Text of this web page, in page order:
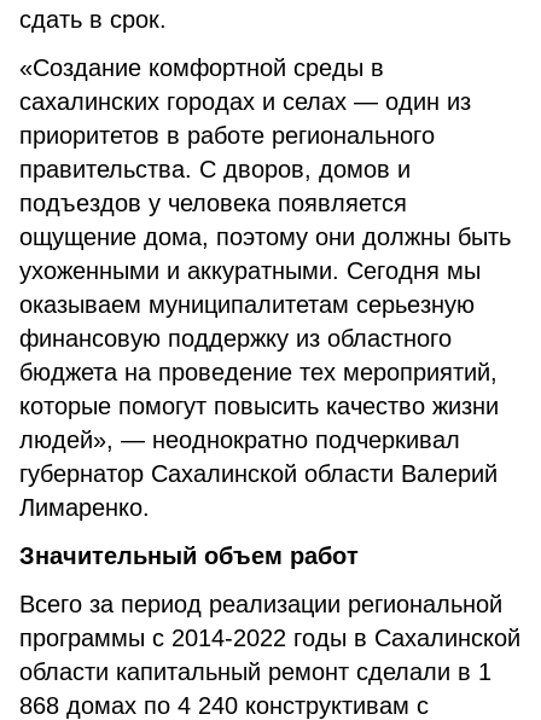
сдать в срок.
«Создание комфортной среды в
сахалинских городах и селах — один из
приоритетов в работе регионального
правительства. С дворов, домов и
подъездов у человека появляется
ощущение дома, поэтому они должны быть
ухоженными и аккуратными. Сегодня мы
оказываем муниципалитетам серьезную
финансовую поддержку из областного
бюджета на проведение тех мероприятий,
которые помогут повысить качество жизни
людей», — неоднократно подчеркивал
губернатор Сахалинской области Валерий
Лимаренко.
Значительный объем работ
Всего за период реализации региональной
программы с 2014-2022 годы в Сахалинской
области капитальный ремонт сделали в 1
868 домах по 4 240 конструктивам с